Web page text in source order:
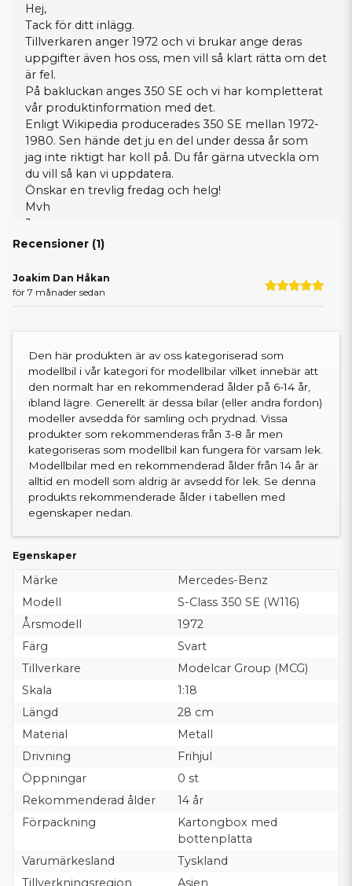
Hej,
Tack för ditt inlägg.
Tillverkaren anger 1972 och vi brukar ange deras
uppgifter även hos oss, men vill så klart rätta om det
är fel.
På bakluckan anges 350 SE och vi har kompletterat
vår produktinformation med det.
Enligt Wikipedia producerades 350 SE mellan 1972-
1980. Sen hände det ju en del under dessa år som
jag inte riktigt har koll på. Du får gärna utveckla om
du vill så kan vi uppdatera.
Önskar en trevlig fredag och helg!
Mvh
Jonny
Recensioner (1)
Joakim Dan Håkan
för 7 månader sedan
Den här produkten är av oss kategoriserad som
modellbil i vår kategori för modellbilar vilket innebär att
den normalt har en rekommenderad ålder på 6-14 år,
ibland lägre. Generellt är dessa bilar (eller andra fordon)
modeller avsedda för samling och prydnad. Vissa
produkter som rekommenderas från 3-8 år men
kategoriseras som modellbil kan fungera för varsam lek.
Modellbilar med en rekommenderad ålder från 14 år är
alltid en modell som aldrig är avsedd för lek. Se denna
produkts rekommenderade ålder i tabellen med
egenskaper nedan.
Egenskaper
Märke
Mercedes-Benz
Modell
S-Class 350 SE (W116)
Årsmodell
1972
Färg
Svart
Tillverkare
Modelcar Group (MCG)
Skala
1:18
Längd
28 cm
Material
Metall
Drivning
Frihjul
Öppningar
0 st
Rekommenderad ålder
14 år
Förpackning
Kartongbox med
bottenplatta
Varumärkesland
Tyskland
Tillverkningsregion
Asien